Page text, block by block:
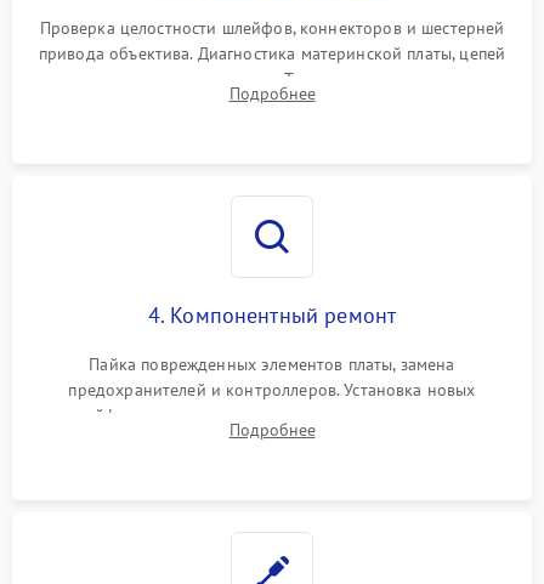
Проверка целостности шлейфов, коннекторов и шестерней
привода объектива. Диагностика материнской платы, цепей
питания и картоприемника. Тестирование механизма
затвора и блока внутрикамерной стабилизации.
Подробнее
4. Компонентный ремонт
Пайка поврежденных элементов платы, замена
предохранителей и контроллеров. Установка новых
шлейфов, дисплея, механизма затвора или двигателя
автофокуса. Восстановление геометрии тубуса объектива
Подробнее